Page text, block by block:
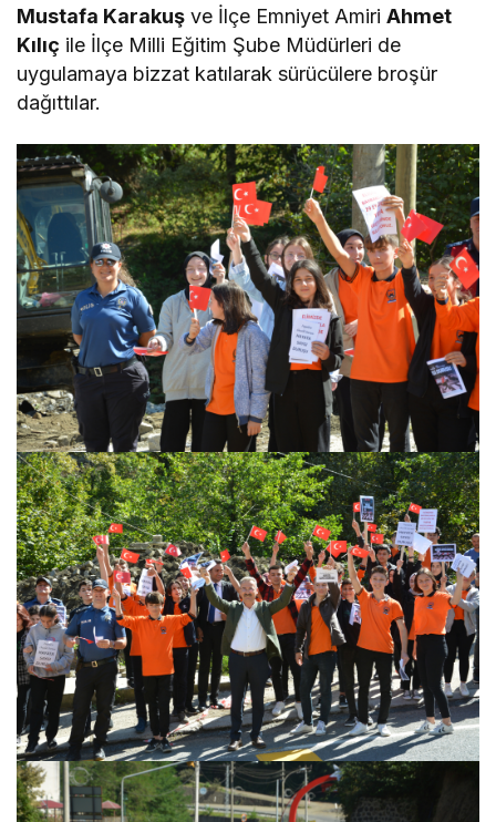
Mustafa Karakuş ve İlçe Emniyet AmiriAhmet
Kılıç ile İlçe Milli Eğitim Şube Müdürleri de
uygulamaya bizzat katılarak sürücülere broşür
dağıttılar.